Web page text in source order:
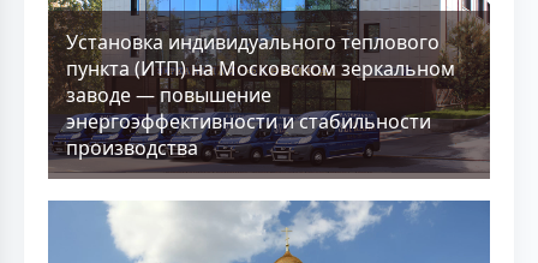
Установка индивидуального теплового
пункта (ИТП) на Московском зеркальном
заводе — повышение
энергоэффективности и стабильности
производства